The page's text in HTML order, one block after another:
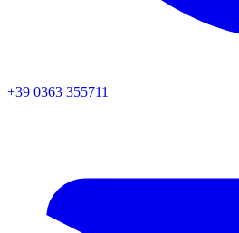
+39 0363 355711